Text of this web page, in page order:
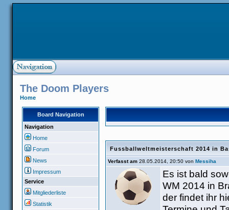
The Doom Players
Home
Board Navigation
Navigation
Home
Forum
News
Impressum
Service
Mitgliederliste
Statistik
Fussballweltmeisterschaft 2014 in
Verfasst am 28.05.2014, 20:50 von Messiha
Es ist bald
WM 2014 in
der findet ihr